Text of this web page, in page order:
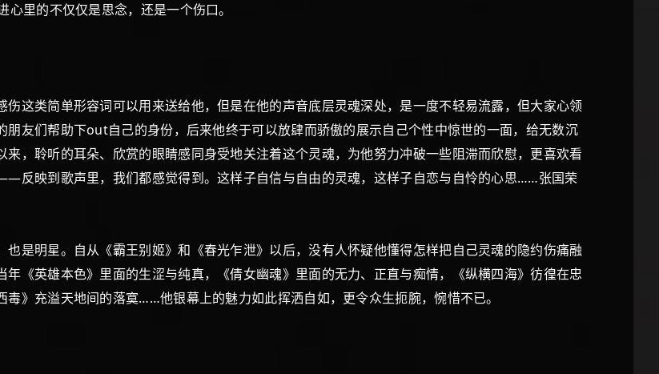
里的不仅仅是思念，还是一个伤口。
类简单形容词可以用来送给他，但是在他的声音底层灵魂深处，是一度不轻易流露，但大家心领
友们帮助下out自己的身份，后来他终于可以放肆而骄傲的展示自己个性中惊世的一面，给无数沉
，聆听的耳朵、欣赏的眼睛感同身受地关注着这个灵魂，为他努力冲破一些阻滞而欣慰，更喜欢看
反映到歌声里，我们都感觉得到。这样子自信与自由的灵魂，这样子自恋与自怜的心思……张国荣
明星。自从《霸王别姬》和《春光乍泄》以后，没有人怀疑他懂得怎样把自己灵魂的隐约伤痛融
《英雄本色》里面的生涩与纯真，《倩女幽魂》里面的无力、正直与痴情，《纵横四海》彷徨在忠
》充溢天地间的落寞……他银幕上的魅力如此挥洒自如，更令众生扼腕，惋惜不已。